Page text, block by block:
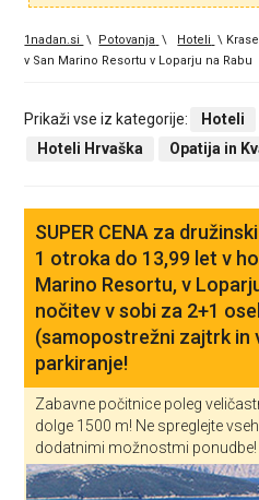
1nadan.si \ Potovanja \ Hoteli \
v San Marino Resortu v Loparju na Rabu
Prikaži vse iz kategorije: Hoteli
Hoteli Hrvaška
Opatija in
SUPER CENA za
1 otroka do 13,99 let v
Marino Resortu, v
nočitev v sobi za 2+1
(samopostrežni zajtrk in
parkiranje!
Zabavne počitnice poleg
dolge 1500 m! Ne spreglejte
dodatnimi možnostmi ponudbe!